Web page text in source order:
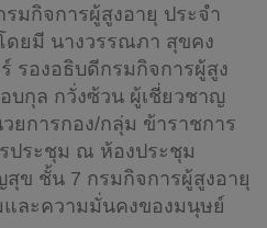
มกิจการผู้สูงอายุ ประจำ
ดยมี นางวรรณภา สุขคง
รองอธิบดีกรมกิจการผู้สูง
บกุล กวั่งซ้วน ผู้เชี่ยวชาญ
ยการกอง/กลุ่ม ข้าราชการ
ประชุม ณ ห้องประชุม
สุข ชั้น 7 กรมกิจการผู้สูงอายุ
ละความมั่นคงของมนุษย์